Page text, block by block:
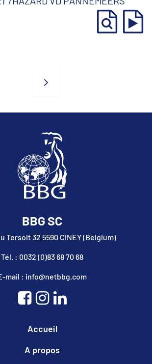
BBG SC
Tersoit 32 5590 CINEY (Belgium)
Tél. : 0032 (0)83 68 70 68
mail : info@netbbg.com
Accueil
A propos